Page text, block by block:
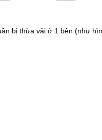
bị thừa vải ở 1 bên (như